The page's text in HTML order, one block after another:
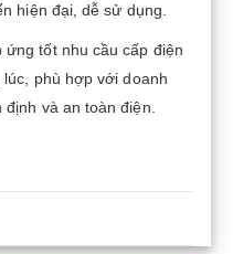
hiện đại, dễ sử dụng.
ứng tốt nhu cầu cấp điện
phù hợp với doanh
định và an toàn điện.